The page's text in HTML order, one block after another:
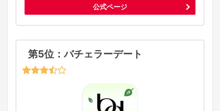
公式ページ
第5位：バチェラーデート